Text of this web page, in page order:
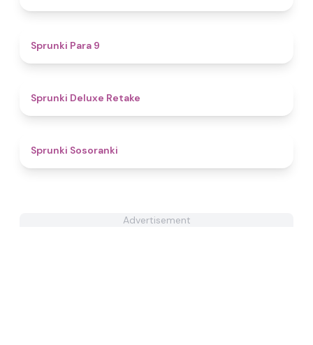
Sprunki Para 9
Sprunki Deluxe Retake
Sprunki Sosoranki
Advertisement